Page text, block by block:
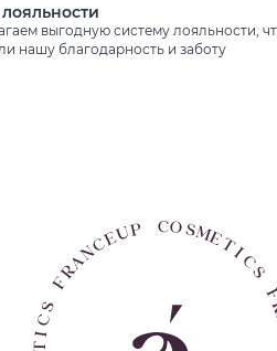
выгодную систему лояльности,
нашу благодарность и заботу